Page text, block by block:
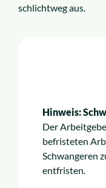
schlichtweg aus.
Hinweis:
Der
befristeten
Schwangeren
entfristen.